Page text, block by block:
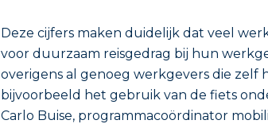
Deze cijfers maken duidelijk dat veel
voor duurzaam reisgedrag bij hun
overigens al genoeg werkgevers die zelf
bijvoorbeeld het gebruik van de fiets
Carlo Buise, programmacoördinator